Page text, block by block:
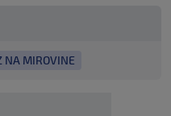
NA MIROVINE